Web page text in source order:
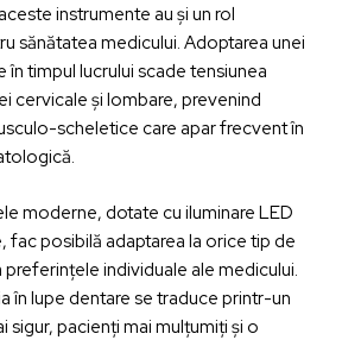
instrumente au și un rol
sănătatea medicului. Adoptarea unei
timpul lucrului scade tensiunea
cervicale și lombare, prevenind
scheletice care apar frecvent în
moderne, dotate cu iluminare LED
fac posibilă adaptarea la orice tip de
preferințele individuale ale medicului.
în lupe dentare se traduce printr-un
sigur, pacienți mai mulțumiți și o